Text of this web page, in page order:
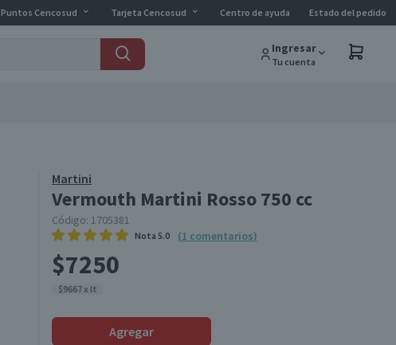
Puntos Cencosud Tarjeta Cencosud Centro de ayuda Estado del pedido
Ingresar
Tu cuenta
Martini
Vermouth Martini Rosso 750 cc
Código: 1705381
Nota 5.0 (1 comentarios)
$7250
$9667 x lt
Agregar